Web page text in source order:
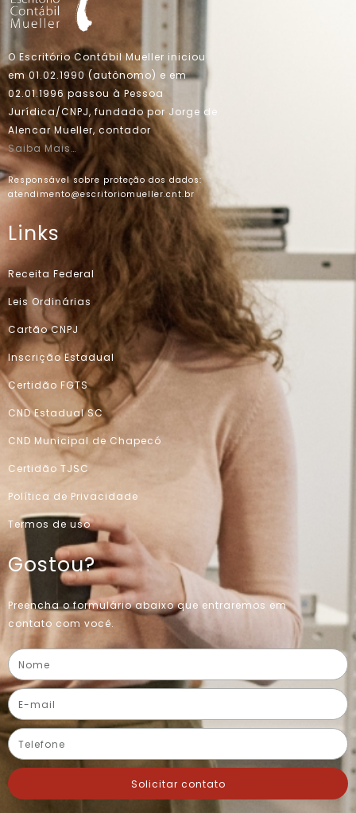
O Escritório Contábil Mueller iniciou
em 01.02.1990 (autônomo) e em
02.01.1996 passou à Pessoa
Jurídica/CNPJ, fundado por Jorge de
Alencar Mueller, contador
Saiba Mais…
Responsável sobre proteção dos dados:
atendimento@escritoriomueller.cnt.br
Links
Receita Federal
Leis Ordinárias
Cartão CNPJ
Inscrição Estadual
Certidão FGTS
CND Estadual SC
CND Municipal de Chapecó
Certidão TJSC
Política de Privacidade
Termos de uso
Gostou?
Preencha o formulário abaixo que entraremos em
contato com você.
Solicitar contato